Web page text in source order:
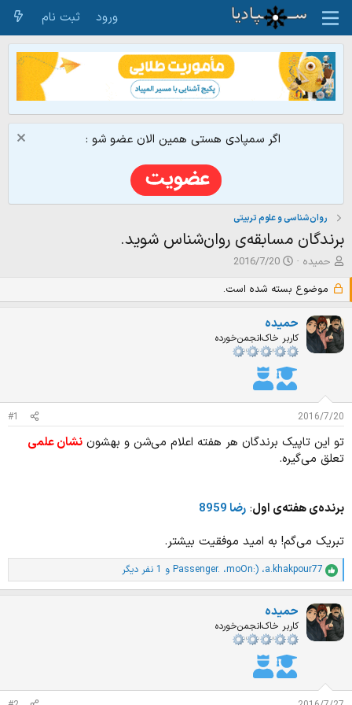
ورود ثبت نام
اگر سمپادی هستی همین الان عضو شو :
روان‌شناسی و علوم تربیتی
برندگان مسابقه‌ی روان‌شناس شوید.
ش
و
ع
ک
ن
ن
و
ض
و
ع
حمیده
ت
ر
ی
خ
ش
ر
و
ع
2016/7/20
موضوع بسته شده است.
حمیده
کاربر خاک‌انجمن‌خورده
2016/7/20
#1
تو این تاپیک برندگان هر هفته اعلام می‌شن و بهشون نشان علمی
تعلق می‌گیره.
برنده‌ی هفته‌ی اول: رضا 8959
تبریک می‌گم! به امید موفقیت بیشتر.
ا
م
ت
ی
ا
ز
a.khakpour77، moOn:)، Passenger. و 1 نفر دیگر
حمیده
کاربر خاک‌انجمن‌خورده